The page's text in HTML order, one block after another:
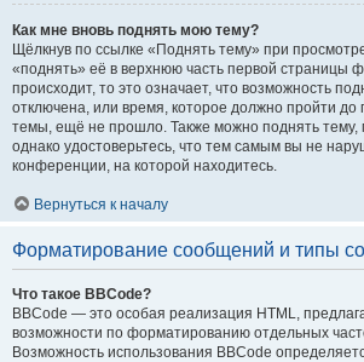
Как мне вновь поднять мою тему?
Щёлкнув по ссылке «Поднять тему» при
«поднять» её в верхнюю часть первой страницы
происходит, то это означает, что возможность
отключена, или время, которое должно пройти до
темы, ещё не прошло. Также можно поднять тему,
однако удостоверьтесь, что тем самым вы не
конференции, на которой находитесь.
Вернуться к началу
Форматирование сообщений и типы
Что такое BBCode?
BBCode — это особая реализация HTML,
возможности по форматированию отдельных
Возможность использования BBCode